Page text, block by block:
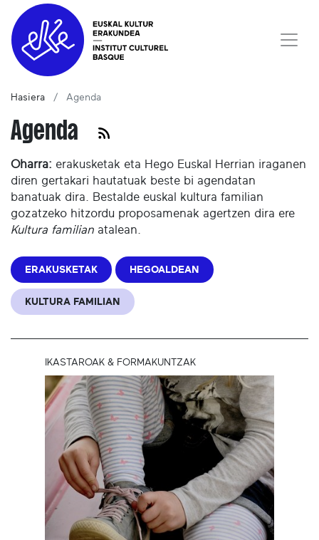
Hasiera Agenda
Agenda
Oharra: erakusketak eta Hego Euskal Herrian iraganen
diren gertakari hautatuak beste bi agendatan
banatuak dira. Bestalde euskal kultura familian
gozatzeko hitzordu proposamenak agertzen dira ere
Kultura familian atalean.
ERAKUSKETAK HEGOALDEAN
KULTURA FAMILIAN
IKASTAROAK & FORMAKUNTZAK